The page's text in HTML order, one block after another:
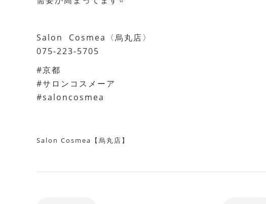
Salon Cosmea〈烏丸店〉
075-223-5705
#京都
#サロンコスメーア
#saloncosmea
Salon Cosmea【烏丸店】